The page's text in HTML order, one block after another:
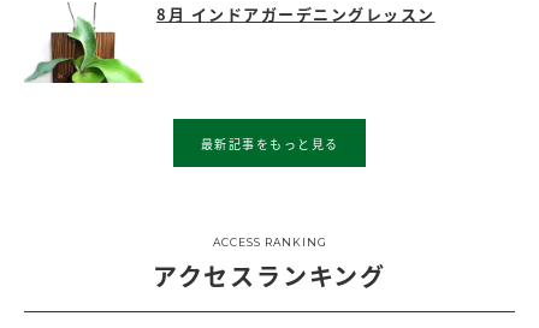
8月 インドアガーデニングレッスン
最新記事をもっと見る
ACCESS RANKING
アクセスランキング